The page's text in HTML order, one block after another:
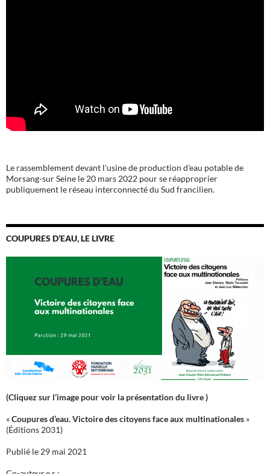
Le rassemblement devant l'usine de production d'eau potable de
Morsang-sur Seine le 20 mars 2022 pour se réapproprier
publiquement le réseau interconnecté du Sud francilien.
COUPURES D’EAU, LE LIVRE
(Cliquez sur l’image pour voir la présentation du livre )
«Coupures d’eau. Victoire des citoyens face aux multinationales »
(Éditions 2031)
Publié le 29 mai 2021